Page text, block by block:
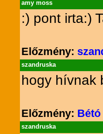
amy moss
:) pont irta:)
Előzmény:
szandruska
hogy hívnak
Előzmény: Bétó
szandruska